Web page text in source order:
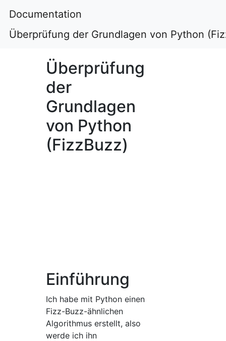
Documentation
Überprüfung der Grundlagen von Python
Überprüfung
der
Grundlagen
von Python
(FizzBuzz)
Einführung
Ich habe mit Python einen
Fizz-Buzz-ähnlichen
Algorithmus erstellt, also
werde ich ihn